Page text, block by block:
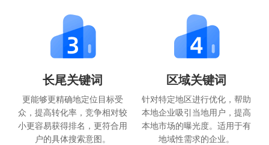
长尾关键词
更能够更精确地定位目标受
众，提高转化率，竞争相对较
小更容易获得排名，更符合用
户的具体搜索意图。
区域关键词
针对特定地区进行优化，帮助
本地企业吸引当地用户，提高
本地市场的曝光度。适用于有
地域性需求的企业。